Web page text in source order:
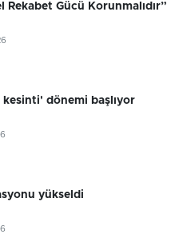
Rekabet Gücü Korunmalıdır”
dönemi başlıyor
yükseldi